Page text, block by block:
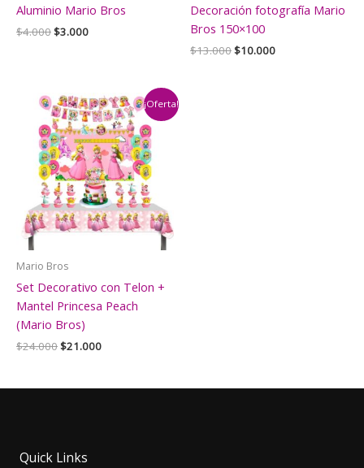
Aluminio Mario Bros
$4.000El
$3.000El
Decoración fotografía Mario
Bros 150×100
$13.000El
$10.000El
¡Oferta!
Mario Bros
Set Decorativo con Telon +
Mantel Princesa Peach
(Mario Bros)
$24.000El
era:
$21.000El
es:
Quick Links